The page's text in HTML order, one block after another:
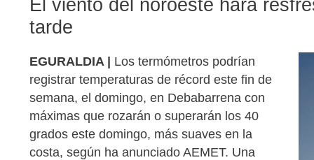
El viento del noroeste hará
tarde
EGURALDIA | Los termómetros podrían
registrar temperaturas de récord este fin de
semana, el domingo, en Debabarrena con
máximas que rozarán o superarán los 40
grados este domingo, más suaves en la
costa, según ha anunciado AEMET. Una